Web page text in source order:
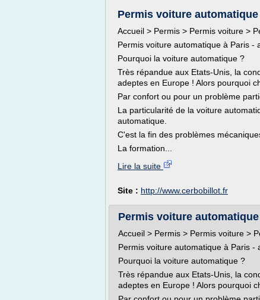
Permis voiture
Accueil > Permis > Permis voiture >
Permis voiture automatique à Paris -
Pourquoi la voiture automatique ?
Très répandue aux Etats-Unis, la
adeptes en Europe ! Alors pourquoi
Par confort ou pour un problème
La particularité de la voiture
automatique.
C'est la fin des problèmes
La formation...
Lire la suite
Site : http://www.cerbobillot.fr
Permis voiture
Accueil > Permis > Permis voiture >
Permis voiture automatique à Paris -
Pourquoi la voiture automatique ?
Très répandue aux Etats-Unis, la
adeptes en Europe ! Alors pourquoi